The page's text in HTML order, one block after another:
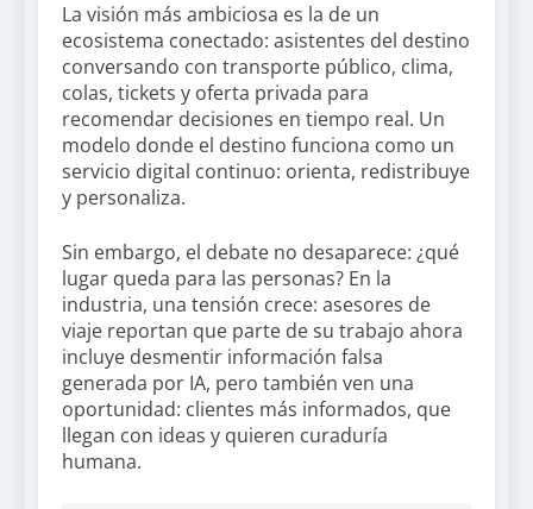
La visión más ambiciosa es la de un
ecosistema conectado: asistentes del destino
conversando con transporte público, clima,
colas, tickets y oferta privada para
recomendar decisiones en tiempo real. Un
modelo donde el destino funciona como un
servicio digital continuo: orienta, redistribuye
y personaliza.
Sin embargo, el debate no desaparece: ¿qué
lugar queda para las personas? En la
industria, una tensión crece: asesores de
viaje reportan que parte de su trabajo ahora
incluye desmentir información falsa
generada por IA, pero también ven una
oportunidad: clientes más informados, que
llegan con ideas y quieren curaduría
humana.